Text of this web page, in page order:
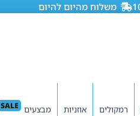
משלוח מהיום להיום
רמקולים אוזניות מבצעים SALE